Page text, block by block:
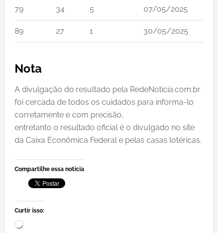
79 34 5 07/05/2025
89 27 1 30/05/2025
Nota
A divulgação do resultado pela RedeNoticia.com.br
foi cercada de todos os cuidados para informa-lo
corretamente e com precisão,
entretanto o resultado oficial é o divulgado no site
da Caixa Econômica Federal e pelas casas lotéricas.
Compartilhe essa notícia
Curtir isso:
Carregando...